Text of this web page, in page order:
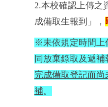
2.本校確認上傳之
成備取生報到」，
※未依規定時間上
同放棄錄取及遞補
完成備取登記而
補。